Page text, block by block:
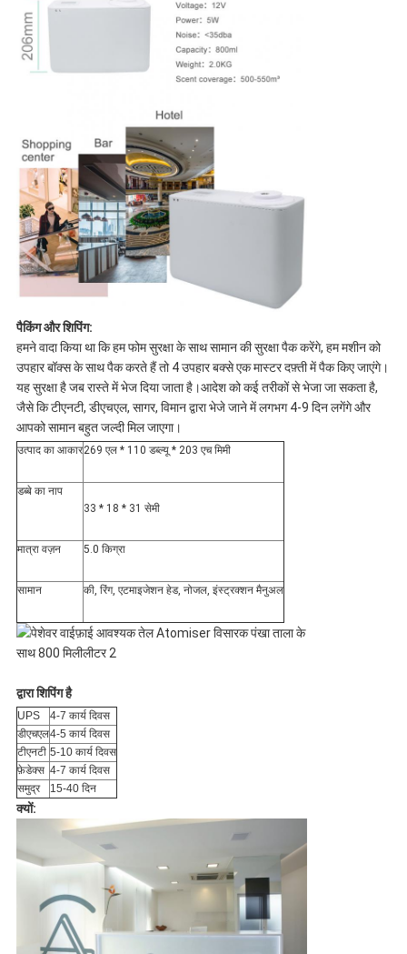
पैकिंग और शिपिंग:
हमने वादा किया था कि हम फोम सुरक्षा के साथ सामान की सुरक्षा पैक करेंगे, हम मशीन को
उपहार बॉक्स के साथ पैक करते हैं तो 4 उपहार बक्से एक मास्टर दफ़्ती में पैक किए जाएंगे।
यह सुरक्षा है जब रास्ते में भेज दिया जाता है।आदेश को कई तरीकों से भेजा जा सकता है,
जैसे कि टीएनटी, डीएचएल, सागर, विमान द्वारा भेजे जाने में लगभग 4-9 दिन लगेंगे और
आपको सामान बहुत जल्दी मिल जाएगा।
उत्पाद का आकार269 ​​एल * 110 डब्ल्यू * 203 एच मिमी
डब्बे का नाप
33 * 18 * 31 सेमी
मात्रा वज़न 5.0 किग्रा
सामान की, रिंग, एटमाइजेशन हेड, नोजल, इंस्ट्रक्शन मैनुअल
द्वारा शिपिंग है
UPS
4-7 कार्य दिवस
डीएचएल4-5 कार्य दिवस
टीएनटी 5-10 कार्य दिवस
फ़ेडेक्स 4-7 कार्य दिवस
समुद्र
15-40 दिन
क्यों: